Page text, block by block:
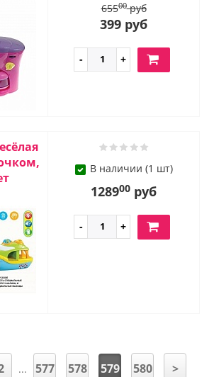
65500руб
399 руб
В наличии (1 шт)
128900 руб
... 577 578 579 580 >